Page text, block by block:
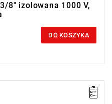
8" izolowana 1000 V,
DO KOSZYKA